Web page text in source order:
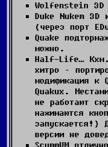
Wolfenstein 3D
Duke Nukem 3D
(через порт
Quake
можно.
Half-Life… Кхм.
хитро –
модификация к
Quakux.
не работают
нажимаются
запускается!)
версии не
ScummVM